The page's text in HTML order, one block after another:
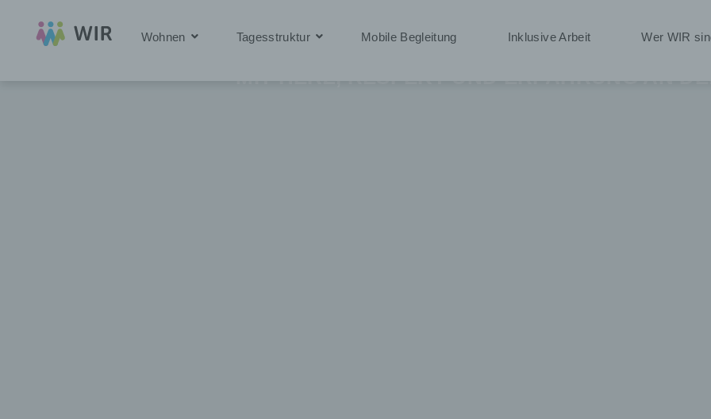
Wohnen Tagesstruktur Mobile Begleitung Inklusive Arbeit Wer WIR
WIR begleiten durchs
MIT HERZ, RESPEKT UND ERFAHRUNG AN